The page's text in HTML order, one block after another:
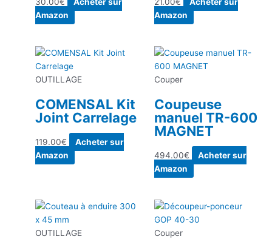
30.00€
Acheter sur
Amazon
21.00€
Acheter sur
Amazon
OUTILLAGE
COMENSAL Kit
Joint Carrelage
119.00€
Acheter sur
Amazon
Couper
Coupeuse
manuel TR-600
MAGNET
494.00€
Acheter sur
Amazon
OUTILLAGE Couper